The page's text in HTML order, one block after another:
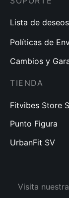
Lista de deseos
Políticas de
Cambios y
TIENDA
Fitvibes Store
Punto Figura
UrbanFit SV
Visita